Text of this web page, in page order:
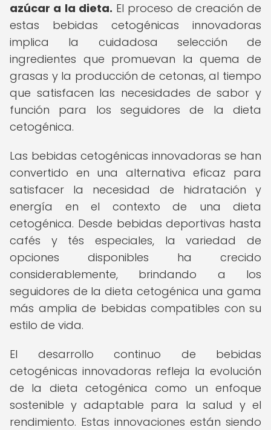
azúcar a la dieta. El proceso de creación de
estas bebidas cetogénicas innovadoras
implica la cuidadosa selección de
ingredientes que promuevan la quema de
grasas y la producción de cetonas, al tiempo
que satisfacen las necesidades de sabor y
función para los seguidores de la dieta
cetogénica.
Las bebidas cetogénicas innovadoras se han
convertido en una alternativa eficaz para
satisfacer la necesidad de hidratación y
energía en el contexto de una dieta
cetogénica. Desde bebidas deportivas hasta
cafés y tés especiales, la variedad de
opciones disponibles ha crecido
considerablemente, brindando a los
seguidores de la dieta cetogénica una gama
más amplia de bebidas compatibles con su
estilo de vida.
El desarrollo continuo de bebidas
cetogénicas innovadoras refleja la evolución
de la dieta cetogénica como un enfoque
sostenible y adaptable para la salud y el
rendimiento. Estas innovaciones están siendo